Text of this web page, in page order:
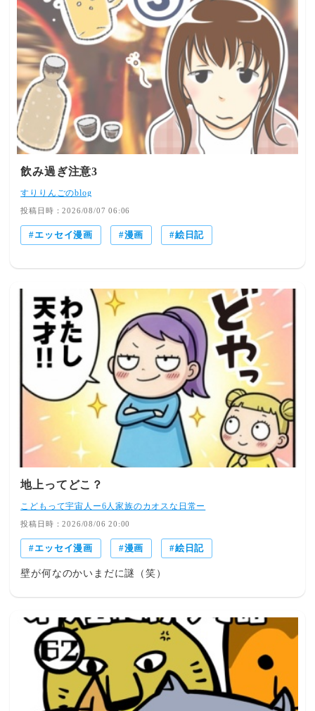
飲み過ぎ注意3
すりりんごのblog
投稿日時：2026/08/07 06:06
エッセイ漫画 漫画 絵日記
地上ってどこ？
こどもって宇宙人ー6人家族のカオスな日常ー
投稿日時：2026/08/06 20:00
エッセイ漫画 漫画 絵日記
壁が何なのかいまだに謎（笑）